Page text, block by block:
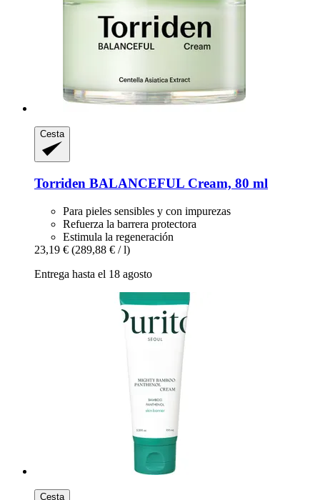
Cesta
Torriden BALANCEFUL Cream, 80 ml
Para pieles sensibles y con impurezas
Refuerza la barrera protectora
Estimula la regeneración
23,19 € (289,88 € / l)
Entrega hasta el 18 agosto
Cesta